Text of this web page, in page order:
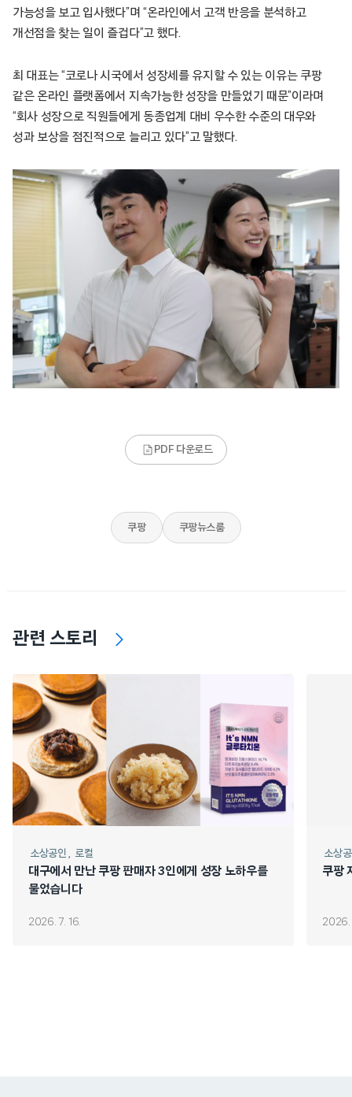
가능성을 보고 입사했다”며 “온라인에서 고객 반응을 분석하고
개선점을 찾는 일이 즐겁다”고 했다.
최 대표는 “코로나 시국에서 성장세를 유지할 수 있는 이유는 쿠팡
같은 온라인 플랫폼에서 지속가능한 성장을 만들었기 때문”이라며
“회사 성장으로 직원들에게 동종업계 대비 우수한 수준의 대우와
성과 보상을 점진적으로 늘리고 있다”고 말했다.
PDF 다운로드
쿠팡 쿠팡뉴스룸
관련 스토리
소상공인 로컬
대구에서 만난 쿠팡 판매자 3인에게 성장 노하우를
물었습니다
2026. 7. 16.
소상
쿠팡
2026.